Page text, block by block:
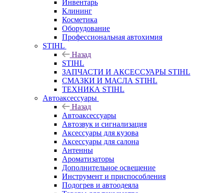
Инвентарь
Клининг
Косметика
Оборудование
Профессиональная автохимия
STIHL
Назад
STIHL
ЗАПЧАСТИ И АКСЕССУАРЫ STIHL
СМАЗКИ И МАСЛА STIHL
ТЕХНИКА STIHL
Автоаксессуары
Назад
Автоаксессуары
Автозвук и сигнализация
Аксессуары для кузова
Аксессуары для салона
Антенны
Ароматизаторы
Дополнительное освещение
Инструмент и приспособления
Подогрев и автоодеяла